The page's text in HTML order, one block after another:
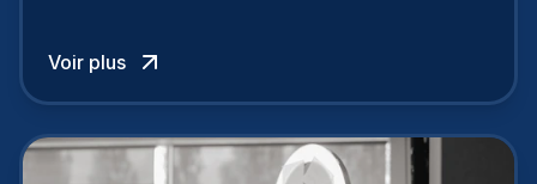
employeur solide et positive sont évidentes, ce
travail, pour qu’il soit réussi, ne peut se faire en
mettre en œuvre un certain nombre d’actions.
Voir plus